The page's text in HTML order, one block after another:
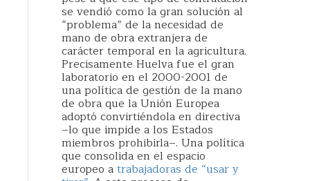
se vendió como la gran solución al
“problema” de la necesidad de
mano de obra extranjera de
carácter temporal en la agricultura.
Precisamente Huelva fue el gran
laboratorio en el 2000-2001 de
una política de gestión de la mano
de obra que la Unión Europea
adoptó convirtiéndola en directiva
–lo que impide a los Estados
miembros prohibirla–. Una política
que consolida en el espacio
europeo atrabajadoras de “usar y